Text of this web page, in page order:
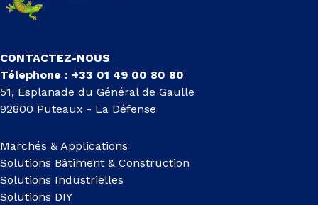
CONTACTEZ-NOUS
Télephone : +33 01 49 00 80 80
51, Esplanade du Général de Gaulle
92800 Puteaux - La Défense
Marchés & Applications
Solutions Bâtiment & Construction
Solutions Industrielles
Solutions DIY